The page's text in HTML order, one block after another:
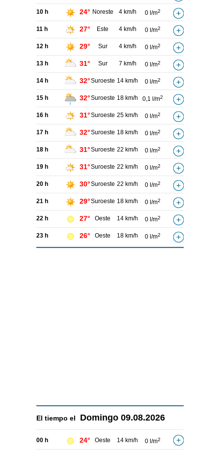
10 h 24° Noreste 4 km/h 0 l/m2
11 h 27° Este 4 km/h 0 l/m2
12 h 29° Sur 4 km/h 0 l/m2
13 h 31° Sur 7 km/h 0 l/m2
14 h 32°Suroeste 14 km/h 0 l/m2
15 h 32°Suroeste 18 km/h 0,1 l/m2
16 h 31°Suroeste 25 km/h 0 l/m2
17 h 32°Suroeste 18 km/h 0 l/m2
18 h 31°Suroeste 22 km/h 0 l/m2
19 h 31°Suroeste 22 km/h 0 l/m2
20 h 30°Suroeste 22 km/h 0 l/m2
21 h 29°Suroeste 18 km/h 0 l/m2
22 h 27° Oeste 14 km/h 0 l/m2
23 h 26° Oeste 18 km/h 0 l/m2
El tiempo el Domingo 09.08.2026
00 h 24° Oeste 14 km/h 0 l/m2